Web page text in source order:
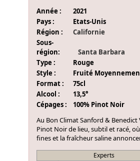
Année :
2021
Pays :
Etats-Unis
Région :
Californie
Sous-
région:
Santa Barbara
Type :
Rouge
Style :
Fruité
Format :
75cl
Alcool :
13,5°
Cépages :
100% Pinot Noir
Au Bon Climat Sanford &
Pinot Noir de lieu, subtil et racé,
fines et la fraîcheur saline
Experts